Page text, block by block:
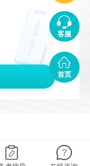
客服
首页